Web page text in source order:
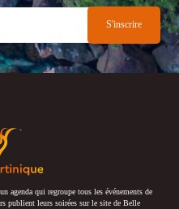
agenda qui regroupe tous les événements de
publient leurs soirées sur le site de Belle